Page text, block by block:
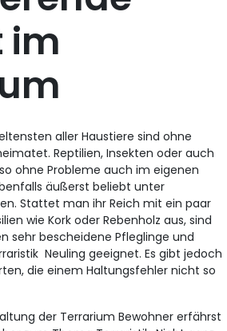
im
aller Haustiere sind ohne
Reptilien, Insekten oder auch
ohne Probleme auch im eigenen
äußerst beliebt unter
Stattet man ihr Reich mit ein paar
wie Kork oder Rebenholz aus, sind
sehr bescheidene Pfleglinge und
Neuling geeignet. Es gibt jedoch
die einem Haltungsfehler nicht so
der Terrarium Bewohner erfährst